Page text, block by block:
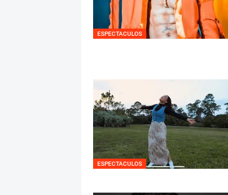
ESPECTACULOS
ESPECTACULOS